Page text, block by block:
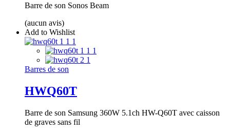
Barre de son Sonos Beam
(aucun avis)
Add to Wishlist
Barres de son
HWQ60T
Barre de son Samsung 360W 5.1ch HW-Q60T avec caisson
de graves sans fil